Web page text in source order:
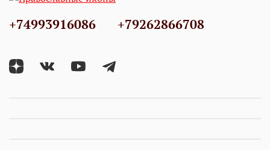
+74993916086 +79262866708